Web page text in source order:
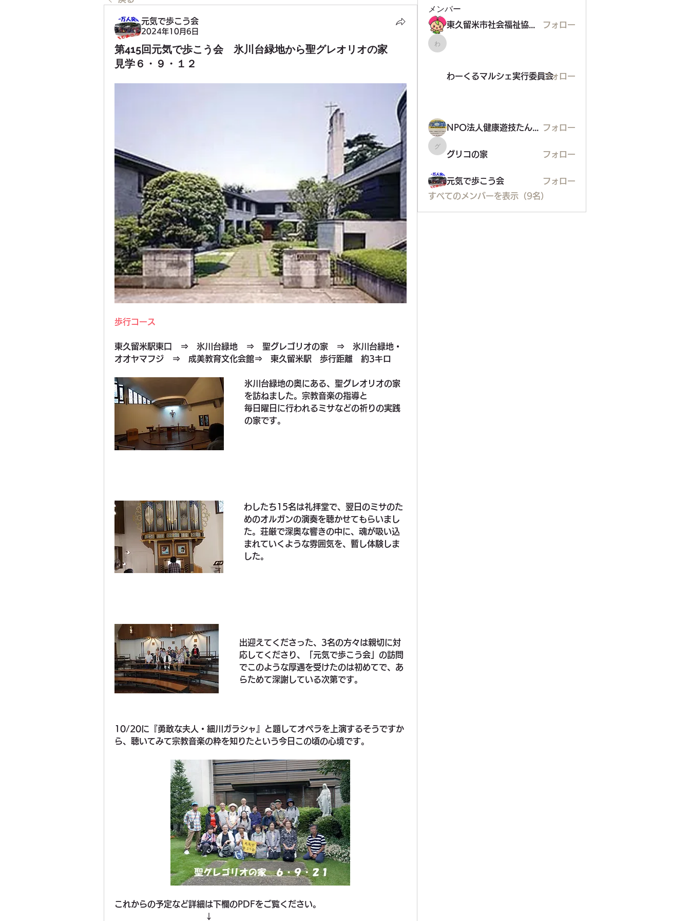
元気で歩こう会
2024年10月6日
第415回元気で歩こう会 氷川台緑地から聖グレオリオの家
見学６・９・１２
歩行コース
東久留米駅東口　⇒　氷川台緑地　⇒　聖グレゴリオの家　⇒　氷川台緑地・
オオヤマフジ　⇒　成美教育文化会館⇒　東久留米駅　歩行距離　約3キロ
氷川台緑地の奥にある、聖グレオリオの家
を訪ねました。宗教音楽の指導と
毎日曜日に行われるミサなどの祈りの実践
の家です。
わしたち15名は礼拝堂で、翌日のミサのた
めのオルガンの演奏を聴かせてもらいまし
た。荘厳で深奥な響きの中に、魂が吸い込
まれていくような雰囲気を、暫し体験しま
した。
出迎えてくださった、3名の方々は親切に対
応してくださり、「元気で歩こう会」の訪問
でこのような厚遇を受けたのは初めてで、あ
らためて深謝している次第です。
10/20に『勇敢な夫人・細川ガラシャ』と題してオペラを上演するそうですか
ら、聴いてみて宗教音楽の粋を知りたという今日この頃の心境です。
これからの予定など詳細は下欄のPDFをご覧ください。
↓
メンバー
東久留米市社会福祉協議会 フォロー
わーくるマルシェ実行委員会
わーくるマルシェ実行委員会フォロー
NPO法人健康遊技たんぽぽ フォロー
グリコの家
グリコの家 フォロー
元気で歩こう会
フォロー
すべてのメンバーを表示（9名）